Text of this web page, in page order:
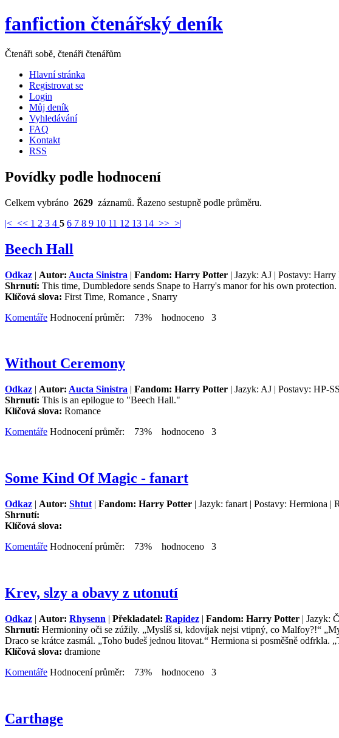
fanfiction čtenářský deník
Čtenáři sobě, čtenáři čtenářům
Hlavní stránka
Registrovat se
Login
Můj deník
Vyhledávání
FAQ
Kontakt
RSS
Povídky podle hodnocení
Celkem vybráno 2629 záznamů. Řazeno sestupně podle průměru.
|< << 1 2 3 4 5 6 7 8 9 10 11 12 13 14 >> >|
Beech Hall
Odkaz | Autor: Aucta Sinistra | Fandom: Harry Potter | Jazyk: AJ | Postavy:
Shrnutí: This time, Dumbledore sends Snape to Harry's manor for his own protection.
Klíčová slova: First Time, Romance , Snarry
Komentáře Hodnocení průměr: 73% hodnoceno 3
Without Ceremony
Odkaz | Autor: Aucta Sinistra | Fandom: Harry Potter | Jazyk: AJ | Postavy: HP-
Shrnutí: This is an epilogue to "Beech Hall."
Klíčová slova: Romance
Komentáře Hodnocení průměr: 73% hodnoceno 3
Some Kind Of Magic - fanart
Odkaz | Autor: Shtut | Fandom: Harry Potter | Jazyk: fanart | Postavy: Hermiona |
Shrnutí:
Klíčová slova:
Komentáře Hodnocení průměr: 73% hodnoceno 3
Krev, slzy a obavy z utonutí
Odkaz | Autor: Rhysenn | Překladatel: Rapidez | Fandom: Harry Potter | Jazyk:
Shrnutí: Hermioniny oči se zúžily. „Myslíš si, kdovíjak nejsi vtipný, co Malfoy?!“
Draco se krátce zasmál. „Toho budeš jednou litovat.“ Hermiona si posměšně odfrkla.
Klíčová slova: dramione
Komentáře Hodnocení průměr: 73% hodnoceno 3
Carthage